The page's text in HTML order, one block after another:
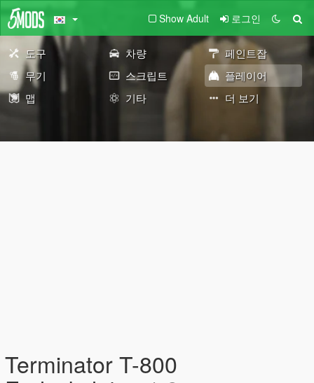
Show Adult 로그인
도구 차량
페인트잡
무기
스크립트
플레이어
맵
기타 더 보기
Terminator T-800